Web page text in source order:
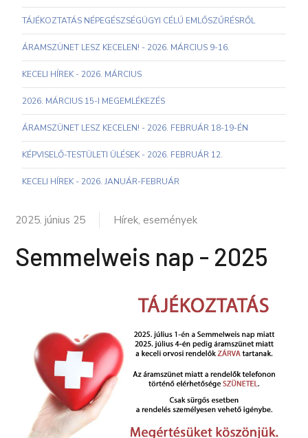
TÁJÉKOZTATÁS NÉPEGÉSZSÉGÜGYI CÉLÚ EMLŐSZŰRÉSRŐL
ÁRAMSZÜNET LESZ KECELEN! - 2026. MÁRCIUS 9-16.
KECELI HÍREK - 2026. MÁRCIUS
2026. MÁRCIUS 15-I MEGEMLÉKEZÉS
ÁRAMSZÜNET LESZ KECELEN! - 2026. FEBRUÁR 18-19-ÉN
KÉPVISELŐ-TESTÜLETI ÜLÉSEK - 2026. FEBRUÁR 12.
KECELI HÍREK - 2026. JANUÁR-FEBRUÁR
2025. június 25 Hírek, események
Semmelweis nap - 2025